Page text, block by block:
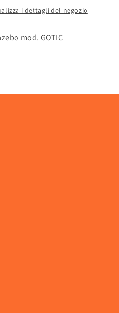
i dettagli del negozio
mod. GOTIC